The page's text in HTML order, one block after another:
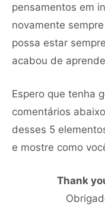
pensamentos em
novamente
possa estar
acabou de
Espero que tenha
comentários
desses 5
e mostre como
Thank